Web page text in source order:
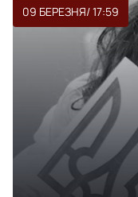
09 БЕРЕЗНЯ/ 17:59